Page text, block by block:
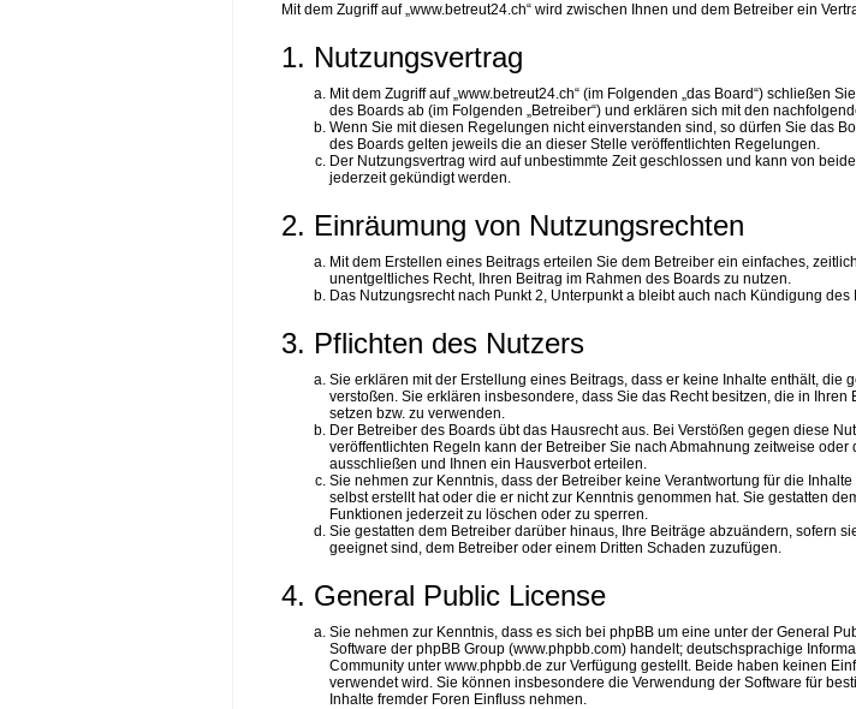
Mit dem Zugriff auf „www.betreut24.ch“ wird zwischen Ihnen und dem Betreiber ein
1. Nutzungsvertrag
Mit dem Zugriff auf „www.betreut24.ch“ (im Folgenden „das Board“) schließen
des Boards ab (im Folgenden „Betreiber“) und erklären sich mit den
Wenn Sie mit diesen Regelungen nicht einverstanden sind, so dürfen Sie das
des Boards gelten jeweils die an dieser Stelle veröffentlichten Regelungen.
Der Nutzungsvertrag wird auf unbestimmte Zeit geschlossen und kann von
jederzeit gekündigt werden.
2. Einräumung von Nutzungsrechten
Mit dem Erstellen eines Beitrags erteilen Sie dem Betreiber ein einfaches,
unentgeltliches Recht, Ihren Beitrag im Rahmen des Boards zu nutzen.
Das Nutzungsrecht nach Punkt 2, Unterpunkt a bleibt auch nach Kündigung
3. Pflichten des Nutzers
Sie erklären mit der Erstellung eines Beitrags, dass er keine Inhalte enthält, die
verstoßen. Sie erklären insbesondere, dass Sie das Recht besitzen, die in
setzen bzw. zu verwenden.
Der Betreiber des Boards übt das Hausrecht aus. Bei Verstößen gegen diese
veröffentlichten Regeln kann der Betreiber Sie nach Abmahnung zeitweise
ausschließen und Ihnen ein Hausverbot erteilen.
Sie nehmen zur Kenntnis, dass der Betreiber keine Verantwortung für die
selbst erstellt hat oder die er nicht zur Kenntnis genommen hat. Sie gestatten
Funktionen jederzeit zu löschen oder zu sperren.
Sie gestatten dem Betreiber darüber hinaus, Ihre Beiträge abzuändern, sofern
geeignet sind, dem Betreiber oder einem Dritten Schaden zuzufügen.
4. General Public License
Sie nehmen zur Kenntnis, dass es sich bei phpBB um eine unter der General
Software der phpBB Group (www.phpbb.com) handelt; deutschsprachige
Community unter www.phpbb.de zur Verfügung gestellt. Beide haben keinen
verwendet wird. Sie können insbesondere die Verwendung der Software für
Inhalte fremder Foren Einfluss nehmen.